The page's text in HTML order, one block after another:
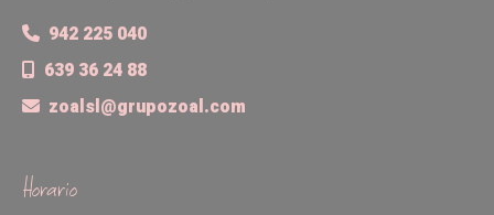
942 225 040
639 36 24 88
zoalsl
grupozoal.com
Horario